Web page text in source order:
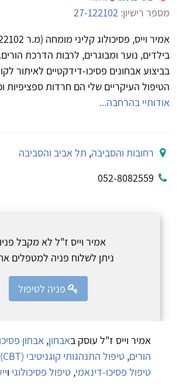
מספר רישיון: 27-122102
בילדים, נוער ומבוגרים, לרבות הדרכת
בביצוע אבחונים פסיכו-דידקטיים לאיתור
הטיפול העיקריים שלי הם חרדות ספציפיות
אודותיי בהרחבה...
רחובות והסביבה, תל אביב והסביבה
אמיר וייס ז"ל לא מקבל
ניתן לשלוח פניה למטפלים
פניה לטיפול
אמיר וייס ז"ל עוסק באבחון, אבחון
הורים, טיפול התנהגותי קוגניטיבי (CBT)
טיפול פסיכו-דינאמי, טיפול פסיכולוגי ו